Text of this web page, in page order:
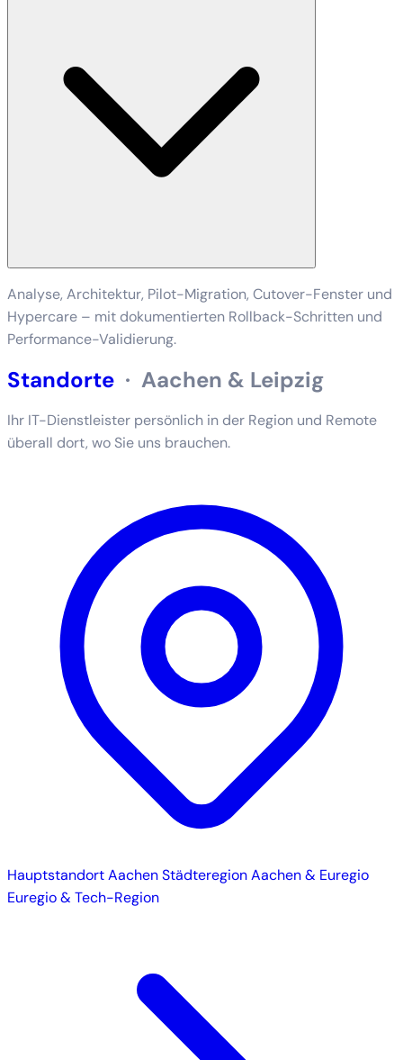
Analyse, Architektur, Pilot-Migration, Cutover-Fenster und
Hypercare – mit dokumentierten Rollback-Schritten und
Performance-Validierung.
Standorte · Aachen & Leipzig
Ihr IT-Dienstleister persönlich in der Region und Remote
überall dort, wo Sie uns brauchen.
HauptstandortAachenStädteregion Aachen & Euregio
Euregio & Tech-Region